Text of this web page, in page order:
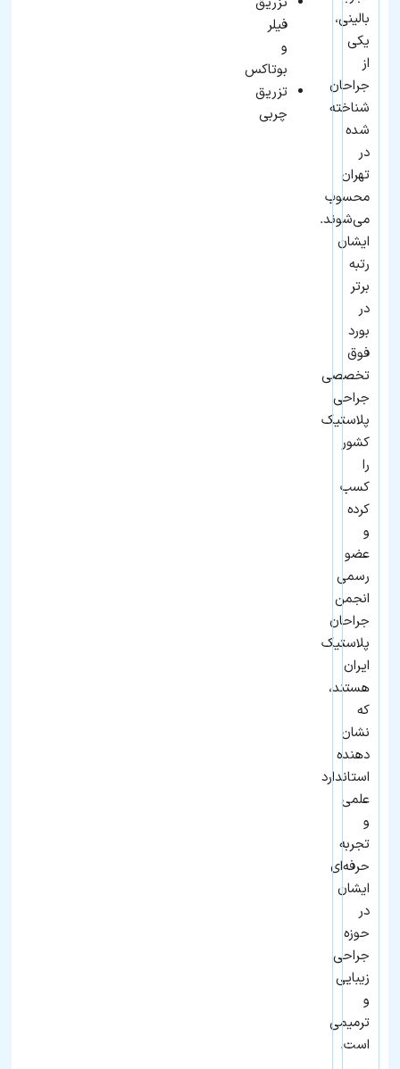
بالینی،
یکی
از
جراحان
شناخته‌
شده
در
تهران
محسوب
می‌شوند.
ایشان
رتبه
برتر
در
بورد
فوق‌
تخصصی
جراحی
پلاستیک
کشور
را
کسب
کرده
و
عضو
رسمی
انجمن
جراحان
پلاستیک
ایران
هستند،
که
نشان‌
دهنده
استاندارد
علمی
و
تجربه
حرفه‌ای
ایشان
در
حوزه
جراحی
زیبایی
و
ترمیمی
است.
رزرو
نوبت
فیلر
و
بوتاکس
تزریق
چربی